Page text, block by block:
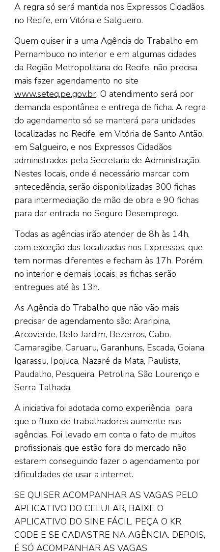
A regra só será mantida nos Expressos Cidadãos,
no Recife, em Vitória e Salgueiro.
Quem quiser ir a uma Agência do Trabalho em
Pernambuco no interior e em algumas cidades
da Região Metropolitana do Recife, não precisa
mais fazer agendamento no site
www.seteq.pe.gov.br. O atendimento será por
demanda espontânea e entrega de ficha. A regra
do agendamento só se manterá para unidades
localizadas no Recife, em Vitória de Santo Antão,
em Salgueiro, e nos Expressos Cidadãos
administrados pela Secretaria de Administração.
Nestes locais, onde é necessário marcar com
antecedência, serão disponibilizadas 300 fichas
para intermediação de mão de obra e 90 fichas
para dar entrada no Seguro Desemprego.
Todas as agências irão atender de 8h às 14h,
com exceção das localizadas nos Expressos, que
tem normas diferentes e fecham às 17h. Porém,
no interior e demais locais, as fichas serão
entregues até às 13h.
As Agência do Trabalho que não vão mais
precisar de agendamento são: Araripina,
Arcoverde, Belo Jardim, Bezerros, Cabo,
Camaragibe, Caruaru, Garanhuns, Escada, Goiana,
Igarassu, Ipojuca, Nazaré da Mata, Paulista,
Paudalho, Pesqueira, Petrolina, São Lourenço e
Serra Talhada.
A iniciativa foi adotada como experiência para
que o fluxo de trabalhadores aumente nas
agências. Foi levado em conta o fato de muitos
profissionais que estão fora do mercado não
estarem conseguindo fazer o agendamento por
dificuldades de usar a internet.
SE QUISER ACOMPANHAR AS VAGAS PELO
APLICATIVO DO CELULAR, BAIXE O
APLICATIVO DO SINE FÁCIL, PEÇA O KR
CODE E SE CADASTRE NA AGÊNCIA. DEPOIS,
É SÓ ACOMPANHAR AS VAGAS